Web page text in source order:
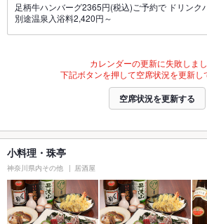
足柄牛ハンバーグ2365円(税込)ご予約で ドリンク
別途温泉入浴料2,420円～
カレンダーの更新に失敗しまし
下記ボタンを押して空席状況を更新し
空席状況を更新する
小料理・珠亭
神奈川県内その他 居酒屋